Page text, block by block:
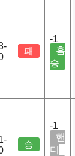
패
-1
홈
승
승
-1
핸
디